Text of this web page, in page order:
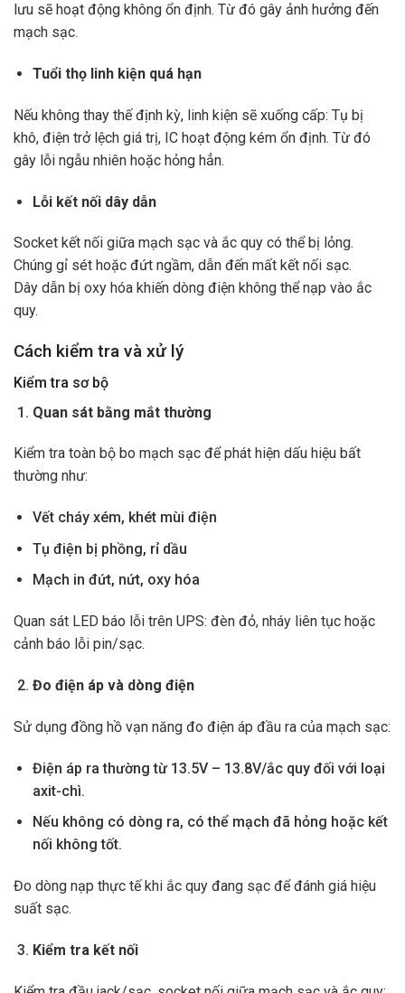
lưu sẽ hoạt động không ổn định. Từ đó gây ảnh hưởng đến
mạch sạc.
Tuổi thọ linh kiện quá hạn
Nếu không thay thế định kỳ, linh kiện sẽ xuống cấp: Tụ bị
khô, điện trở lệch giá trị, IC hoạt động kém ổn định. Từ đó
gây lỗi ngẫu nhiên hoặc hỏng hẳn.
Lỗi kết nối dây dẫn
Socket kết nối giữa mạch sạc và ắc quy có thể bị lỏng.
Chúng gỉ sét hoặc đứt ngầm, dẫn đến mất kết nối sạc.
Dây dẫn bị oxy hóa khiến dòng điện không thể nạp vào ắc
quy.
Cách kiểm tra và xử lý
Kiểm tra sơ bộ
Quan sát bằng mắt thường
Kiểm tra toàn bộ bo mạch sạc để phát hiện dấu hiệu bất
thường như:
Vết cháy xém, khét mùi điện
Tụ điện bị phồng, rỉ dầu
Mạch in đứt, nứt, oxy hóa
Quan sát LED báo lỗi trên UPS: đèn đỏ, nháy liên tục hoặc
cảnh báo lỗi pin/sạc.
Đo điện áp và dòng điện
Sử dụng đồng hồ vạn năng đo điện áp đầu ra của mạch sạc:
Điện áp ra thường từ 13.5V – 13.8V/ắc quy đối với loại
axit-chì.
Nếu không có dòng ra, có thể mạch đã hỏng hoặc kết
nối không tốt.
Đo dòng nạp thực tế khi ắc quy đang sạc để đánh giá hiệu
suất sạc.
Kiểm tra kết nối